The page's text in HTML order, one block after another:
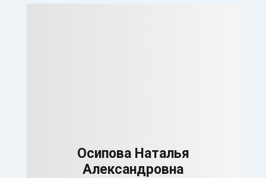
Осипова Наталья
Александровна